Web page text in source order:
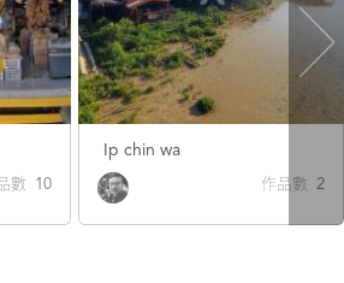
數 10
Ip chin wa
作品數 2